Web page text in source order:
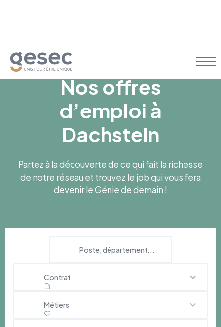
Nos offres
d’emploi à
Dachstein
Partez à la découverte de ce qui fait la richesse
de notre réseau et trouvez le job qui vous fera
devenir le Génie de demain !
Contrat
Métiers